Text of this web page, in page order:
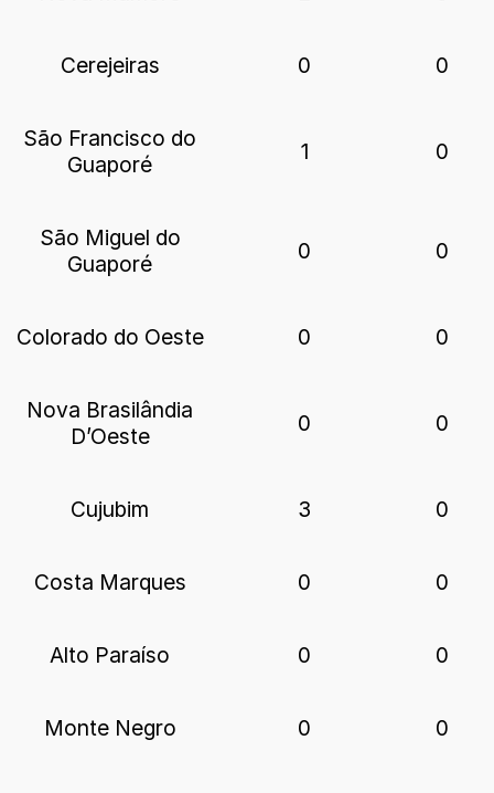
Cerejeiras 0 0
São Francisco do
Guaporé
1 0
São Miguel do
Guaporé
0 0
Colorado do Oeste 0 0
Nova Brasilândia
D’Oeste
0 0
Cujubim 3 0
Costa Marques 0 0
Alto Paraíso 0 0
Monte Negro 0 0